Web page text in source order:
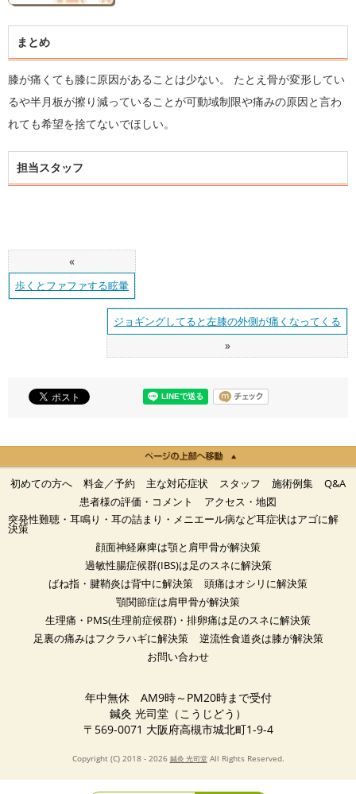
まとめ
膝が痛くても膝に原因があることは少ない。 たとえ骨が変形してい
るや半月板が擦り減っていることが可動域制限や痛みの原因と言わ
れても希望を捨てないでほしい。
担当スタッフ
«
歩くとファファする眩暈
ジョギングしてると左膝の外側が痛くなってくる
»
初めての方へ 料金／予約 主な対応症状 スタッフ 施術例集
Q&A
患者様の評価・コメント
アクセス・地図
突発性難聴・耳鳴り・耳の詰まり・メニエール病など耳症状はアゴに解
決策
顔面神経麻痺は顎と肩甲骨が解決策
過敏性腸症候群(IBS)は足のスネに解決策
ばね指・腱鞘炎は背中に解決策
頭痛はオシリに解決策
顎関節症は肩甲骨が解決策
生理痛・PMS(生理前症候群)・排卵痛は足のスネに解決策
足裏の痛みはフクラハギに解決策
逆流性食道炎は膝が解決策
お問い合わせ
年中無休 AM9時～PM20時まで受付
鍼灸 光司堂（こうじどう）
〒569-0071 大阪府高槻市城北町1-9-4
Copyright (C) 2018 - 2026 鍼灸 光司堂All Rights Reserved.